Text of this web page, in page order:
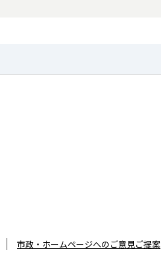
市政・ホームページへのご意見ご提案